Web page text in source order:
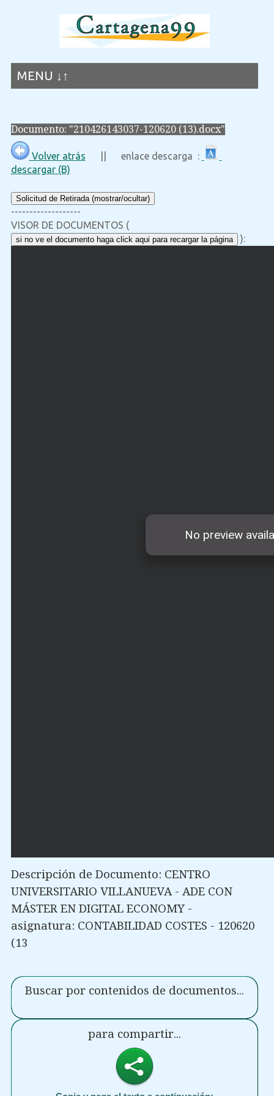
MENU ↓↑
Documento: "210426143037-120620 (13).docx"
Volver atrás || enlace descarga :
descargar (B)
Solicitud de Retirada (mostrar/ocultar)
-------------------
VISOR DE DOCUMENTOS (
si no ve el documento haga click aqui para recargar la página ):
Descripción de Documento: CENTRO
UNIVERSITARIO VILLANUEVA - ADE CON
MÁSTER EN DIGITAL ECONOMY -
asignatura: CONTABILIDAD COSTES - 120620
(13
Buscar por contenidos de documentos...
para compartir...